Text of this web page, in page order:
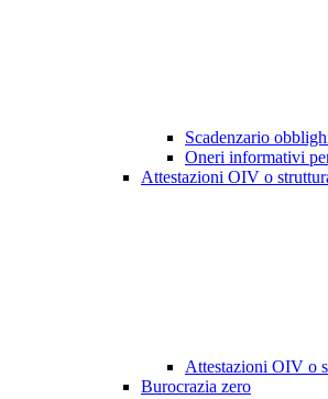
Scadenzario
Oneri informativi
Attestazioni OIV o
Attestazioni OIV o
Burocrazia zero